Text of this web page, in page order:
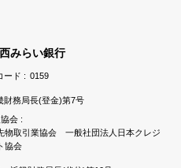
みらい銀行
ード : 0159
財務局長(登金)第7号
会 :
取引業協会 一般社団法人日本クレジ
協会